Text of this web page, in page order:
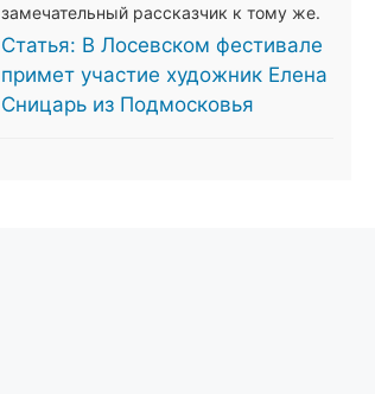
замечательный рассказчик к тому же.
Статья: В Лосевском фестивале
примет участие художник Елена
Сницарь из Подмосковья